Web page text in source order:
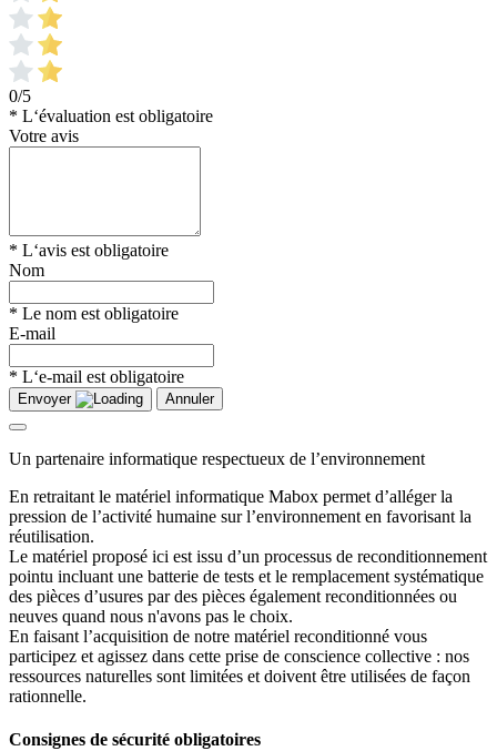
0/5
* L‘évaluation est obligatoire
Votre avis
* L‘avis est obligatoire
Nom
* Le nom est obligatoire
E-mail
* L‘e-mail est obligatoire
Envoyer Annuler
Un partenaire informatique respectueux de l’environnement
En retraitant le matériel informatique Mabox permet d’alléger la
pression de l’activité humaine sur l’environnement en favorisant la
réutilisation.
Le matériel proposé ici est issu d’un processus de reconditionnement
pointu incluant une batterie de tests et le remplacement systématique
des pièces d’usures par des pièces également reconditionnées ou
neuves quand nous n'avons pas le choix.
En faisant l’acquisition de notre matériel reconditionné vous
participez et agissez dans cette prise de conscience collective : nos
ressources naturelles sont limitées et doivent être utilisées de façon
rationnelle.
Consignes de sécurité obligatoires